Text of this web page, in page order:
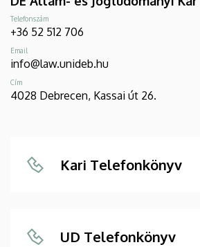
Telefonszám
+36 52 512 706
Email
info@law.unideb.hu
Cím
4028 Debrecen, Kassai út 26.
Kari Telefonkönyv
UD Telefonkönyv